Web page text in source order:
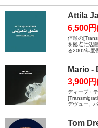
Attila
6,500
信頼の
を拠点に活
る2002年度
Mario -
3,900
ディープ・
デヴュー、
Tom